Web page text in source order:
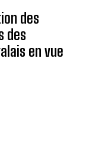
des
des
en vue